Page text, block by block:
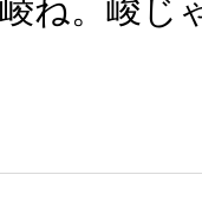
ね。峻じ